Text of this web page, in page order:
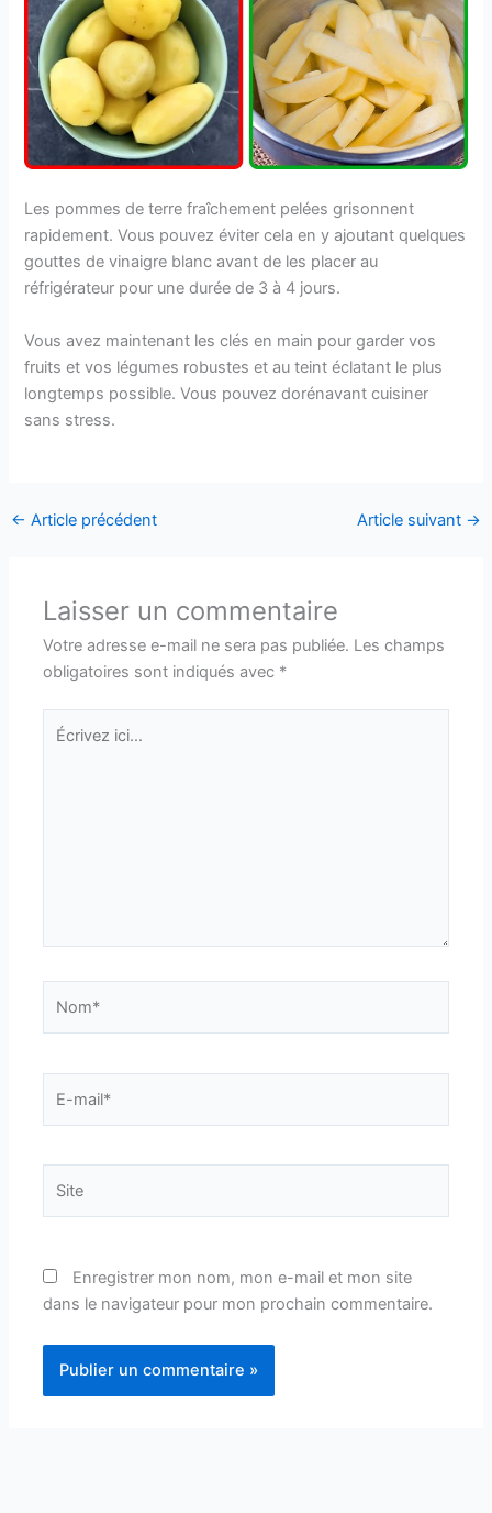
Les pommes de terre fraîchement pelées grisonnent
rapidement. Vous pouvez éviter cela en y ajoutant quelques
gouttes de vinaigre blanc avant de les placer au
réfrigérateur pour une durée de 3 à 4 jours.
Vous avez maintenant les clés en main pour garder vos
fruits et vos légumes robustes et au teint éclatant le plus
longtemps possible. Vous pouvez dorénavant cuisiner
sans stress.
← Article précédent Article suivant →
Laisser un commentaire
Votre adresse e-mail ne sera pas publiée. Les champs
obligatoires sont indiqués avec *
Écrivez
ici…
mail*
Enregistrer mon nom, mon e-mail et mon site
dans le navigateur pour mon prochain commentaire.